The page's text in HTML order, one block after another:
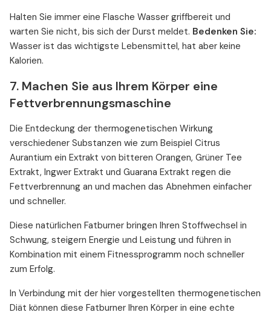
Halten Sie immer eine Flasche Wasser griffbereit und
warten Sie nicht, bis sich der Durst meldet. Bedenken Sie:
Wasser ist das wichtigste Lebensmittel, hat aber keine
Kalorien.
7. Machen Sie aus Ihrem Körper eine
Fettverbrennungsmaschine
Die Entdeckung der thermogenetischen Wirkung
verschiedener Substanzen wie zum Beispiel Citrus
Aurantium ein Extrakt von bitteren Orangen, Grüner Tee
Extrakt, Ingwer Extrakt und Guarana Extrakt regen die
Fettverbrennung an und machen das Abnehmen einfacher
und schneller.
Diese natürlichen Fatburner bringen Ihren Stoffwechsel in
Schwung, steigern Energie und Leistung und führen in
Kombination mit einem Fitnessprogramm noch schneller
zum Erfolg.
In Verbindung mit der hier vorgestellten thermogenetischen
Diät können diese Fatburner Ihren Körper in eine echte